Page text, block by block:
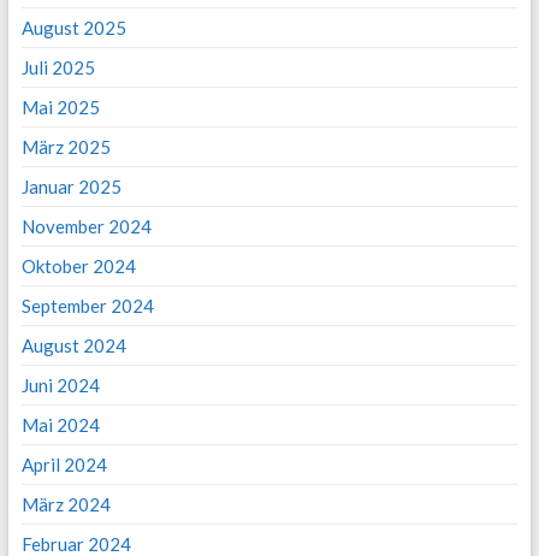
August 2025
Juli 2025
Mai 2025
März 2025
Januar 2025
November 2024
Oktober 2024
September 2024
August 2024
Juni 2024
Mai 2024
April 2024
März 2024
Februar 2024